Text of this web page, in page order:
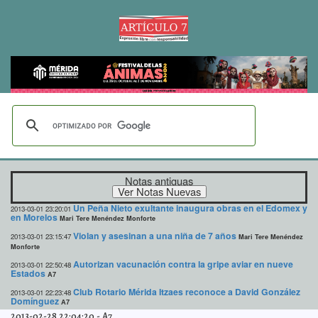
Notas antiguas
2013-03-01 23:20:01 Un Peña Nieto exultante inaugura obras en el Edomex y
en Morelos Mari Tere Menéndez Monforte
2013-03-01 23:15:47 Violan y asesinan a una niña de 7 años Mari Tere Menéndez
Monforte
2013-03-01 22:50:48 Autorizan vacunación contra la gripe aviar en nueve
Estados A7
2013-03-01 22:23:48 Club Rotario Mérida Itzaes reconoce a David González
Domínguez A7